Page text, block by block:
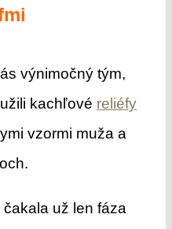
výnimočný tým,
kachľové reliéfy
vzormi muža a
už len fáza